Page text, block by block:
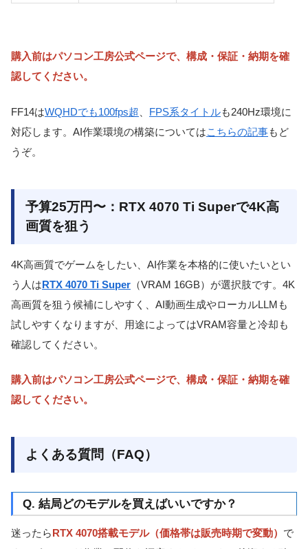
購入前はパソコン工房公式ページで、構成・保証・納期を確
認してください。
FF14はWQHDでも100fps超 FPS系タイトルも240Hz環境に
対応します。AI作業環境の構築についてはこちらの記事もど
うぞ。
予算25万円〜：RTX 4070 Ti Superで4K高
画質を狙う
4K高画質でゲームをしたい、AI作業を本格的に使いたいとい
う人はRTX 4070 Ti Super （VRAM 16GB）が選択肢です。4K
高画質を狙う候補にしやすく、AI動画生成やローカルLLMも
試しやすくなりますが、用途によってはVRAM容量と冷却も
確認してください。
購入前はパソコン工房公式ページで、構成・保証・納期を確
認してください。
よくある質問（FAQ）
Q. 結局どのモデルを買えばいいですか？
迷ったらRTX 4070搭載モデル（価格帯は販売時期で変動） で